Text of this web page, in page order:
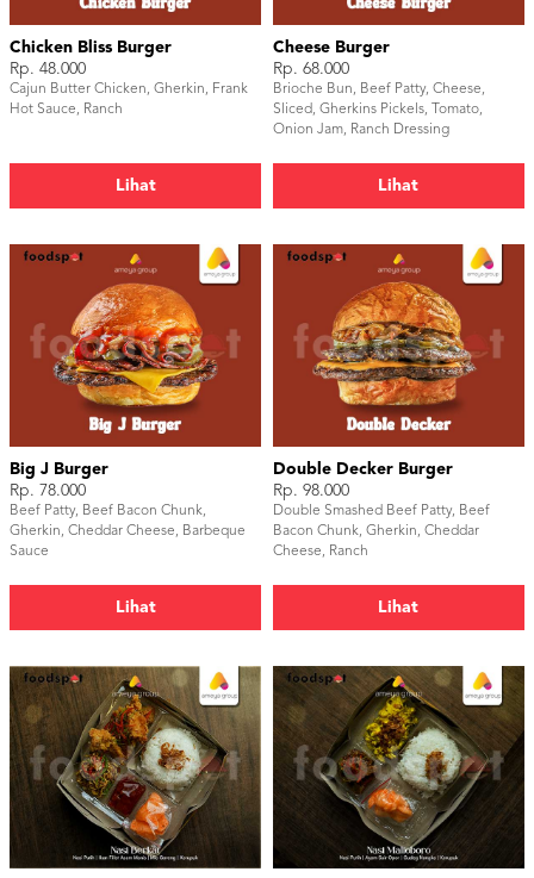
Chicken Bliss Burger
Rp. 48.000
Cajun Butter Chicken, Gherkin, Frank
Hot Sauce, Ranch
Lihat
Cheese Burger
Rp. 68.000
Brioche Bun, Beef Patty, Cheese,
Sliced, Gherkins Pickels, Tomato,
Onion Jam, Ranch Dressing
Lihat
Big J Burger
Rp. 78.000
Beef Patty, Beef Bacon Chunk,
Gherkin, Cheddar Cheese, Barbeque
Sauce
Lihat
Double Decker Burger
Rp. 98.000
Double Smashed Beef Patty, Beef
Bacon Chunk, Gherkin, Cheddar
Cheese, Ranch
Lihat